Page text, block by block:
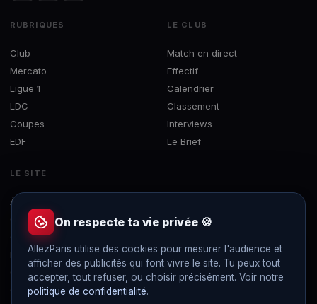
RUBRIQUES
Club
Mercato
Ligue 1
LDC
Coupes
EDF
LE CLUB
Match en direct
Effectif
Calendrier
Classement
Interviews
Le Brief
LE SITE
À propos
Concours
Contact
Mentions légales
Confidentialité
Gérer les cookies
On respecte ta vie privée 🍪
AllezParis utilise des cookies pour mesurer l'audience et
afficher des publicités qui font vivre le site. Tu peux tout
accepter, tout refuser, ou choisir précisément. Voir notre
politique de confidentialité.